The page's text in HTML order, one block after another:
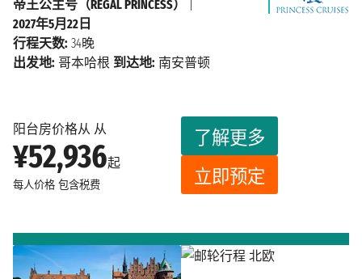
阳台房价格从 从
¥52,936起
每人价格 包含税费
了解更多
立即预定
帝王公主号（REGAL PRINCESS）
2027年5月22日
行程天数: 34晚
出发地: 哥本哈根 到达地: 南安普顿